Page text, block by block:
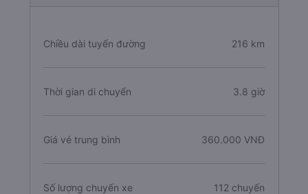
Chiều dài tuyến đường 216 km
Thời gian di chuyển 3.8 giờ
Giá vé trung bình 360.000 VNĐ
Số lượng chuyến xe 112 chuyến